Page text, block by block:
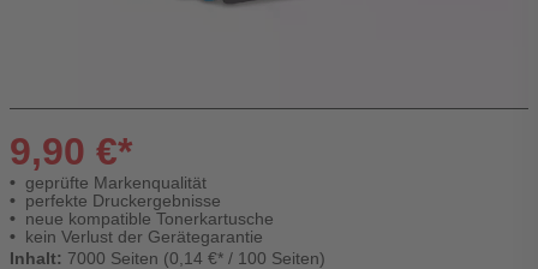
9,90 €*
geprüfte Markenqualität
perfekte Druckergebnisse
neue kompatible Tonerkartusche
kein Verlust der Gerätegarantie
Inhalt: 7000 Seiten (0,14 €* / 100 Seiten)